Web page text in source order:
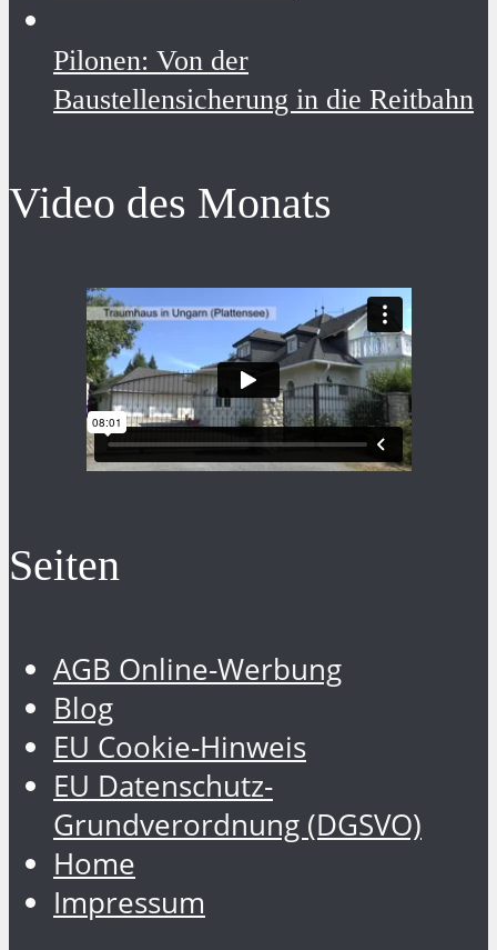
Pilonen: Von der
Baustellensicherung in die Reitbahn
Video des Monats
Seiten
AGB Online-Werbung
Blog
EU Cookie-Hinweis
EU Datenschutz-
Grundverordnung (DGSVO)
Home
Impressum